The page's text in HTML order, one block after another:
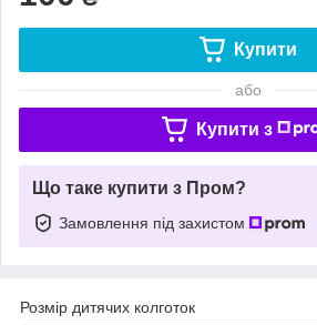
Купити
або
Купити з
Що таке купити з Пром?
Замовлення під захистом
Розмір дитячих колготок